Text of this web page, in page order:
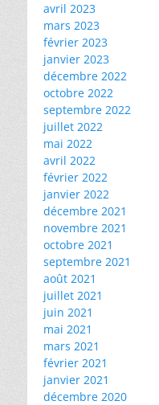
avril 2023
mars 2023
février 2023
janvier 2023
décembre 2022
octobre 2022
septembre 2022
juillet 2022
mai 2022
avril 2022
février 2022
janvier 2022
décembre 2021
novembre 2021
octobre 2021
septembre 2021
août 2021
juillet 2021
juin 2021
mai 2021
mars 2021
février 2021
janvier 2021
décembre 2020